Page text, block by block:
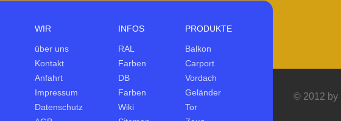
WIR
über uns
Kontakt
Anfahrt
Impressum
Datenschutz
INFOS
RAL
Farben
DB
Farben
Wiki
PRODUKTE
Balkon
Carport
Vordach
Geländer
Tor
© 2012 by